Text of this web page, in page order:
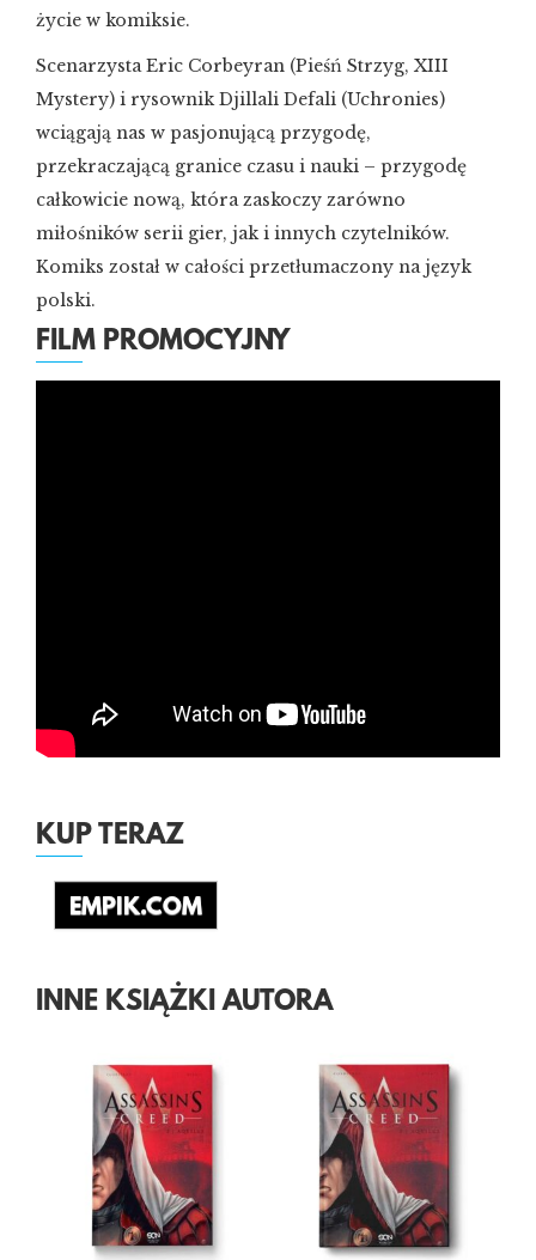
życie w komiksie.
Scenarzysta Eric Corbeyran (Pieśń Strzyg, XIII
Mystery) i rysownik Djillali Defali (Uchronies)
wciągają nas w pasjonującą przygodę,
przekraczającą granice czasu i nauki – przygodę
całkowicie nową, która zaskoczy zarówno
miłośników serii gier, jak i innych czytelników.
Komiks został w całości przetłumaczony na język
polski.
FILM PROMOCYJNY
KUP TERAZ
EMPIK.COM
INNE KSIĄŻKI AUTORA